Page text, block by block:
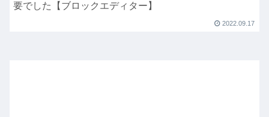
要でした【ブロックエディター】
2022.09.17